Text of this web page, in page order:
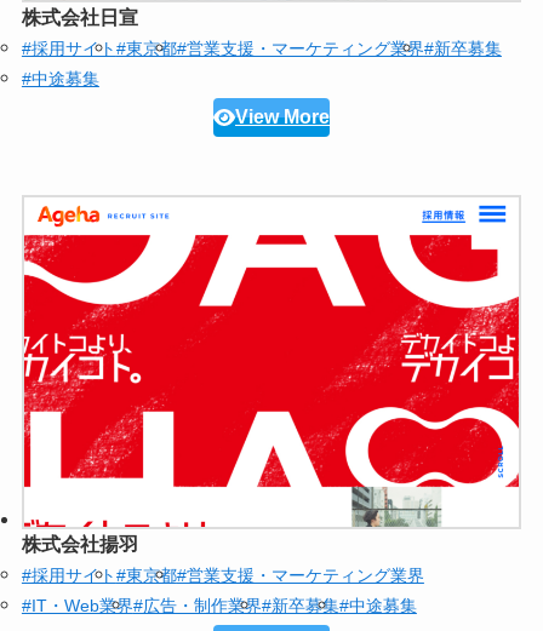
株式会社日宣
#採用サイト#東京都#営業支援・マーケティング業界#新卒募集
#中途募集
View More
株式会社揚羽
#採用サイト#東京都#営業支援・マーケティング業界
#IT・Web業界#広告・制作業界#新卒募集#中途募集